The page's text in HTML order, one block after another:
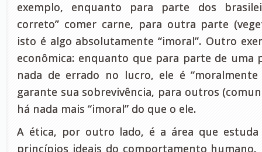
exemplo, enquanto para parte dos
correto” comer carne, para outra parte
isto é algo absolutamente “imoral”. Outro
econômica: enquanto que para parte de uma
nada de errado no lucro, ele é
garante sua sobrevivência, para outros
há nada mais “imoral” do que o ele.
A ética, por outro lado, é a área que estuda
princípios ideais do comportamento humano.